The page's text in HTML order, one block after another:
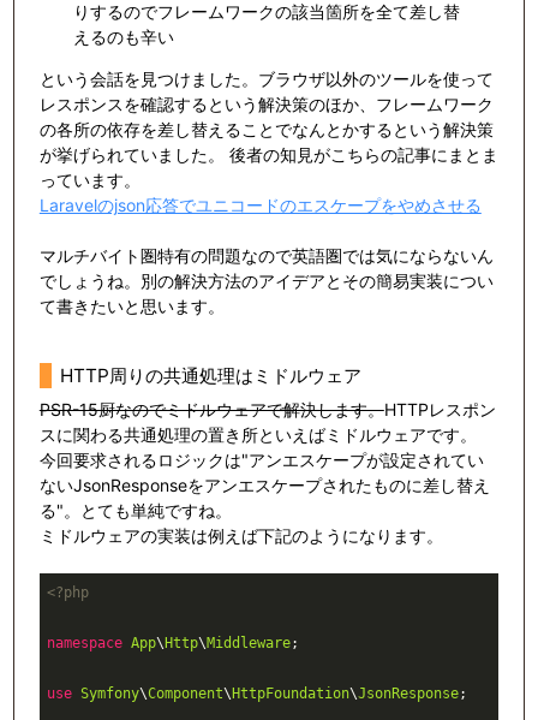
りするのでフレームワークの該当箇所を全て差し替
えるのも辛い
という会話を見つけました。ブラウザ以外のツールを使って
レスポンスを確認するという解決策のほか、フレームワーク
の各所の依存を差し替えることでなんとかするという解決策
が挙げられていました。 後者の知見がこちらの記事にまとま
っています。
Laravelのjson応答でユニコードのエスケープをやめさせる
マルチバイト圏特有の問題なので英語圏では気にならないん
でしょうね。別の解決方法のアイデアとその簡易実装につい
て書きたいと思います。
HTTP周りの共通処理はミドルウェア
PSR-15厨なのでミドルウェアで解決します。HTTPレスポン
スに関わる共通処理の置き所といえばミドルウェアです。
今回要求されるロジックは"アンエスケープが設定されてい
ないJsonResponseをアンエスケープされたものに差し替え
る"。とても単純ですね。
ミドルウェアの実装は例えば下記のようになります。
<?php
namespace App\ Http\Middleware;
use Symfony\Component\ HttpFoundation\JsonResponse;